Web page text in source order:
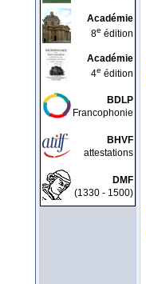
Académie
8e édition
Académie
4e édition
BDLP
Francophonie
BHVF
attestations
DMF
(1330 - 1500)